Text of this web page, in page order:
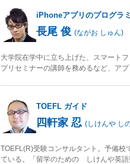
iPhoneアプリのプログラ
長尾 俊 (ながお しゅん)
大学院在学中に立ち上げた、スマート
プリセミナーの講師を務めるなど、アプ
TOEFL ガイド
四軒家 忍 (しけんや し
TOEFL(R)受験コンサルタント。予備
ている。「留学のための しけんや英語